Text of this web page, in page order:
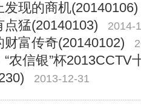
现的商机(20140106)
猛(20140103)
2014-
富传奇(20140102)
农信银”杯2013CCTV
2013-12-31